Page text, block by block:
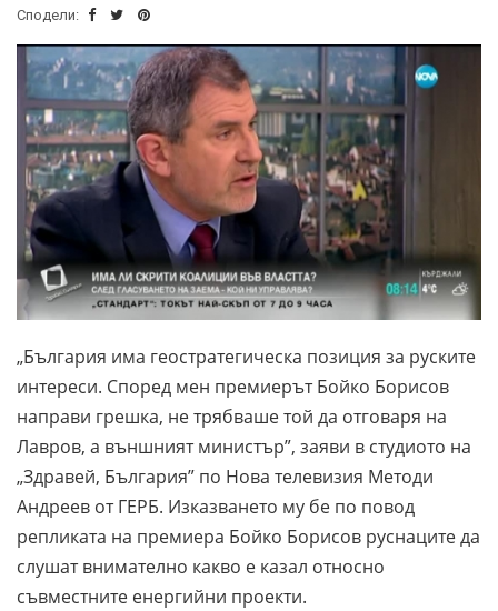
Сподели:
„България има геостратегическа позиция за руските
интереси. Според мен премиерът Бойко Борисов
направи грешка, не трябваше той да отговаря на
Лавров, а външният министър”, заяви в студиото на
„Здравей, България” по Нова телевизия Методи
Андреев от ГЕРБ. Изказването му бе по повод
репликата на премиера Бойко Борисов руснаците да
слушат внимателно какво е казал относно
съвместните енергийни проекти.